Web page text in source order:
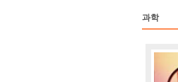
과학